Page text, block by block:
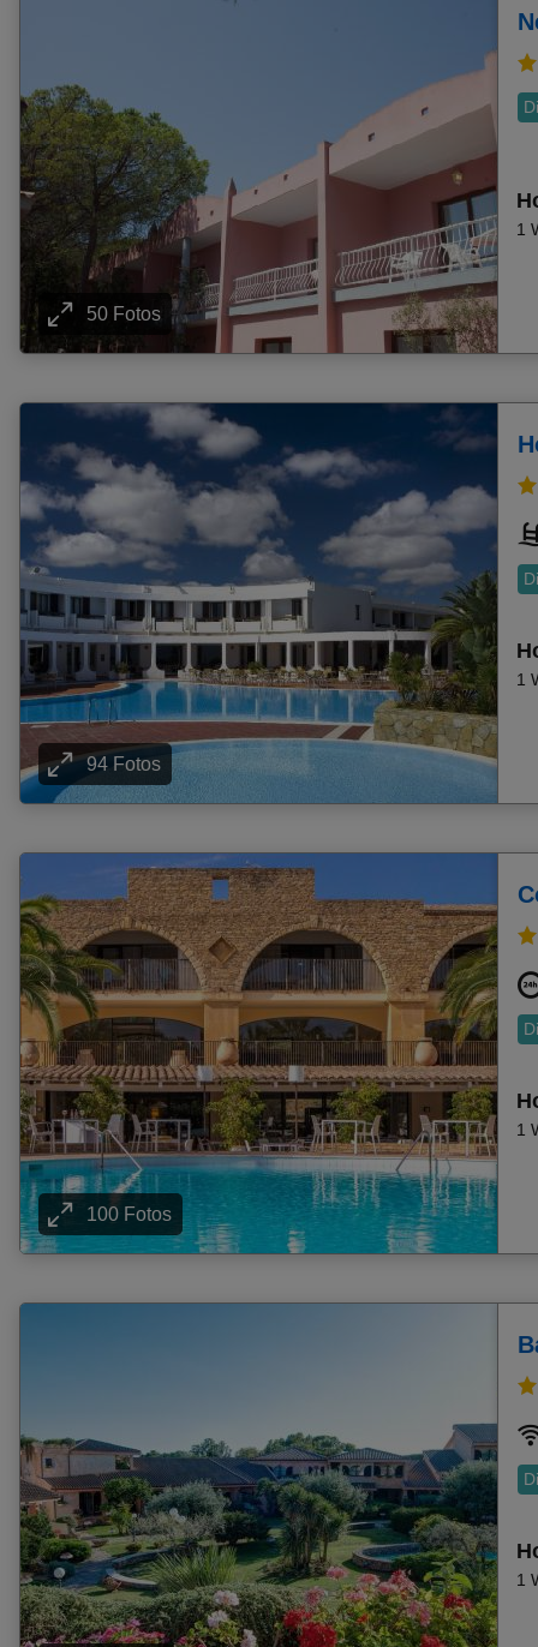
Frühbucher Roda Angebote
Frühbucher Panormos Angebote
Frühbucher Agios Georgios Argiradon (San George
Frühbucher Mellieha Bay Angebote
Frühbucher Kokkini Hani Angebote
Frühbucher Skaleta Angebote
Frühbucher Torremolinos Angebote
Frühbucher Agia Galini Angebote
Frühbucher Midoun Angebote
Frühbucher Matala Angebote
Frühbucher Cala Major Angebote
Frühbucher Porto Cristo Angebote
Frühbucher Analipsi Angebote
Frühbucher Plakias Angebote
Frühbucher Llucmajor Angebote
Frühbucher St. Julian's Angebote
Frühbucher Santa Eularia (Santa Eulalia) Angebote
Frühbucher Moraitika Angebote
Frühbucher Lefkimi (Aghios Petros) Angebote
Frühbucher Santa Susanna Angebote
Frühbucher Platanias Angebote
Frühbucher Oase Zarzis Angebote
Frühbucher Seguia Strand Angebote
Frühbucher Cala Ferrera Angebote
Frühbucher Kolymbari Angebote
Frühbucher Kamari Angebote
Frühbucher Aghia Marina Angebote
Frühbucher Gerakini Angebote
Frühbucher Cala Domingos Angebote
Frühbucher Dassia Angebote
Frühbucher Chania Angebote
Frühbucher Cambrils Angebote
Frühbucher Malgrat De Mar Angebote
Frühbucher Estepona Angebote
Frühbucher Tucepi Angebote
Frühbucher Cala San Vicente Angebote
Frühbucher Capo Vaticano Di Ricadi Angebote
Frühbucher Mailand Angebote
Frühbucher Barbati Angebote
Frühbucher Puerto De Pollensa Angebote
Frühbucher Pineda De Mar Angebote
50 Fotos
1
94 Fotos
1
100 Fotos
1
1